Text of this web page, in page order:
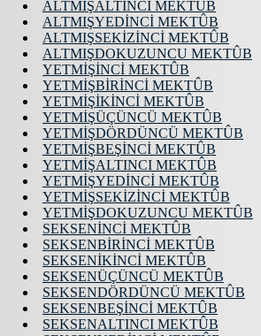
ALTMIŞALTINCI MEKTÛB
ALTMIŞYEDİNCİ MEKTÛB
ALTMIŞSEKİZİNCİ MEKTÛB
ALTMIŞDOKUZUNCU MEKTÛB
YETMİŞİNCİ MEKTÛB
YETMİŞBİRİNCİ MEKTÛB
YETMİŞİKİNCİ MEKTÛB
YETMİŞÜÇÜNCÜ MEKTÛB
YETMİŞDÖRDÜNCÜ MEKTÛB
YETMİŞBEŞİNCİ MEKTÛB
YETMİŞALTINCI MEKTÛB
YETMİŞYEDİNCİ MEKTÛB
YETMİŞSEKİZİNCİ MEKTÛB
YETMİŞDOKUZUNCU MEKTÛB
SEKSENİNCİ MEKTÛB
SEKSENBİRİNCİ MEKTÛB
SEKSENİKİNCİ MEKTÛB
SEKSENÜÇÜNCÜ MEKTÛB
SEKSENDÖRDÜNCÜ MEKTÛB
SEKSENBEŞİNCİ MEKTÛB
SEKSENALTINCI MEKTÛB